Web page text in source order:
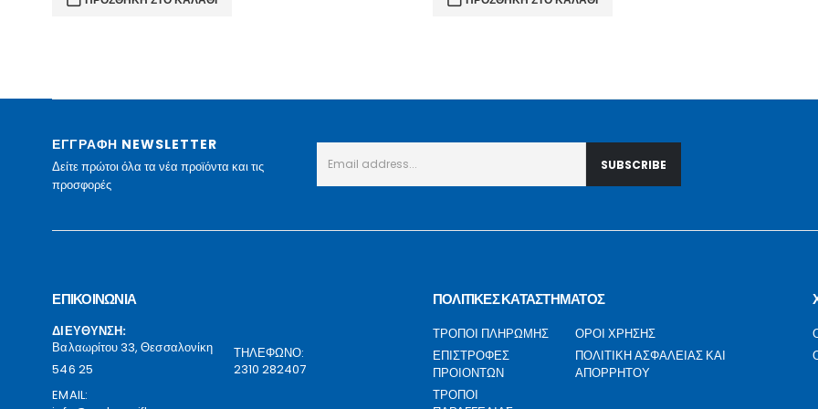
62.00 €.είναι:
ΕΓΓΡΑΦΗ NEWSLETTER
Δείτε πρώτοι όλα τα νέα προϊόντα και τις
προσφορές
ΕΠΙΚΟΙΝΩΝΙΑ
ΔΙΕΥΘΥΝΣΗ:
Βαλαωρίτου 33, Θεσσαλονίκη
546 25
ΤΗΛΕΦΩΝΟ:
2310 282407
EMAIL:
ΠΟΛΙΤΙΚΕΣ ΚΑΤΑΣΤΗΜΑΤΟΣ
ΤΡΟΠΟΙ ΠΛΗΡΩΜΗΣ
ΕΠΙΣΤΡΟΦΕΣ
ΠΡΟΙΟΝΤΩΝ
ΤΡΟΠΟΙ
ΟΡΟΙ ΧΡΗΣΗΣ
ΠΟΛΙΤΙΚΗ ΑΣΦΑΛΕΙΑΣ ΚΑΙ
ΑΠΟΡΡΗΤΟΥ